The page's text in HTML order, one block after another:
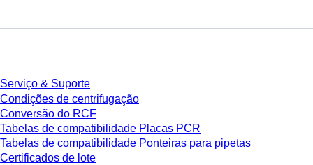
Serviço & Suporte
Condições de centrifugação
Conversão do RCF
Tabelas de compatibilidade Placas PCR
Tabelas de compatibilidade Ponteiras para pipetas
Certificados de lote